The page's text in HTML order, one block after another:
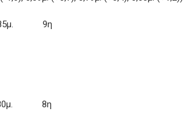
5,85μ. 9η
8η